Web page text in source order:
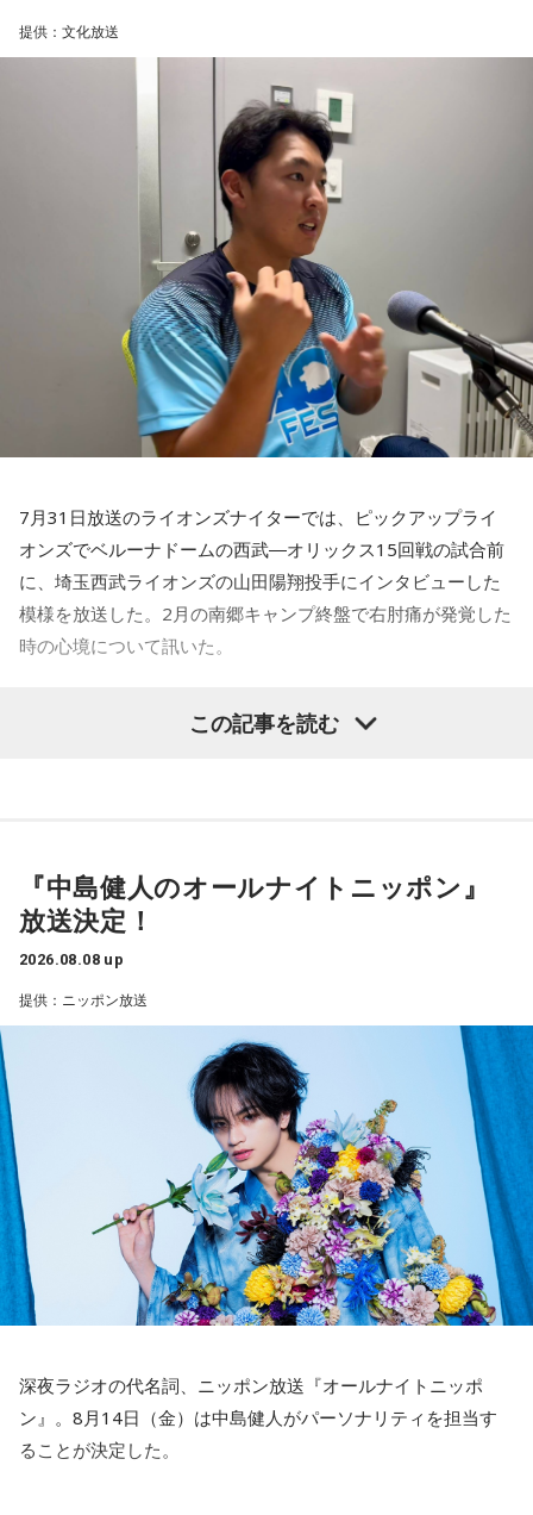
■番組名：『田村淳のNewsCLUB「自分自身と話そうの
■放送日時：2026年8月11日（火・祝）午前9時00分～10時
■出演：田村淳、砂山圭大郎（文化放送アナウンサー）
■提供：全日本葬祭業協同組合連合会（全葬連）
45試合出場で9ゴールを記録するなど活躍を見せ、1993年に
はW杯アジア地区最終予選にも出場しました。2002年に現役
を引退した後は、サッカー解説者としてメディアでの活動の
ほか、講演会やサッカー教室をおこなうなど、自身の経験を
活かしながら幅広く活動しています。
◆「塩貝選手に悪意はなかった」
藤木：決勝トーナメントの相手がブラジルに決まった際、塩
貝選手の言葉が切り取られて話題になったというか、ブラジ
ルにちょっと火をつけてしまった部分もあるのかなと思った
福田：そうですね。塩貝選手に悪意はなかったと思います
し、素直に自分の気持ちを言っただけなのですが、それをブ
ラジルサイドがうまく切り取って、結果的に彼らのモチベー
ションを上げるような形になってしまったので、それはあま
何を言っているかというと、日本とブラジルの力関係は間違
いなくブラジルが上なんですよ。そこで日本サイドが考えな
きゃいけないことは、ブラジルに油断してもらう、隙を見せ
てもらうということも1つだと思っていて。
ジルは対戦相手が決まったときに「オランダじゃなくて良か
ているんだ。メンバーは違うかもしれないけれど、日本は力
があるんだぞ」と言って、油断しないように警戒させる。そ
して、「お前ら、（日本選手が）こんなことを言ってるぞ」
と塩貝選手のコメントを（起爆剤として）使うことが可能な
しないほうが良かったなと僕は思っています。
とはいえ、塩貝選手とはW杯が終わったときに違うところで
会いましたけど、本当に純粋なんですよ。全然悪気がないと
いうか。ただ、プロの選手としてそこまで考えてコメントす
るべきだったかなとは思います。
でもまだ若いですから。森保監督は“リバウンドメンタリテ
ィ”という言葉をよく使いますけど、何かうまくいかなかった
後のリアクションがすごく重要で、今後そこを塩貝選手は試
されるのかなと思いますし、その期待に応えるだけのものを
持っている選手だと思いますから、良いエネルギーに変えて
もらいたいなと思います。
----------------------------------------------------
この日の放送をradikoタイムフリーで聴く
※放送エリア外の方は、プレミアム会員の登録でご利用いた
だけます。
提供：文化放送
7月31日放送のライオンズナイターでは、ピックアップライ
オンズでベルーナドームの西武―オリックス15回戦の試合前
に、埼玉西武ライオンズの山田陽翔投手にインタビューした
模様を放送した。2月の南郷キャンプ終盤で右肘痛が発覚した
時の心境について訊いた。
――1軍デビューを果たしたプロ3年目の昨シーズンは素晴ら
しい成績だったかと思いますが、「求めすぎずに自分のやる
――過去2年の苦労は昨シーズンに活きていたということです
ね。
山田「活きていると思います。ウエイトトレーニングなどで
身体作りができたと思うので、結果を出さないといけないと
ころで出せたというのはよかったと思います」
――2月の南郷キャンプ終盤で右肘痛が発覚した時の心境を教
山田「痛かったですし、手術のタイミングはすごく悩んだの
ですが、3月9日に手術をさせていただいた。痛いままプレー
をしていても成績も上がらないですし、自分としても不安を
抱えながらプレーをするのは嫌だったので、できるだけ早く
手術をして、早く復帰ができるようにというので決断しまし
た」
――以前から痛みはあったのでしょうか？
山田「痛みがない範囲でできていたのですが、痛みの場所が
動いてしまって、数ミリでも痛みの場所が動くだけで痛みが
変わってくるので」
この記事を読む
『中島健人のオールナイトニッポン』
放送決定！
2026.08.08 up
提供：ニッポン放送
深夜ラジオの代名詞、ニッポン放送『オールナイトニッポ
ン』。8月14日（金）は中島健人がパーソナリティを担当す
ることが決定した。